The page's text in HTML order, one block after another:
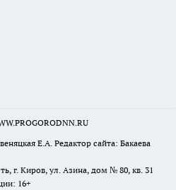
Е.А. Редактор сайта: Бакаева
г. Киров, ул. Азина, дом № 80, кв. 31
16+